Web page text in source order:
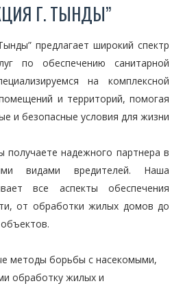
Г. ТЫНДЫ”
предлагает широкий спектр
по обеспечению санитарной
на комплексной
и территорий, помогая
и безопасные условия для жизни
получаете надежного партнера в
видами вредителей. Наша
все аспекты обеспечения
от обработки жилых домов до
методы борьбы с насекомыми,
обработку жилых и